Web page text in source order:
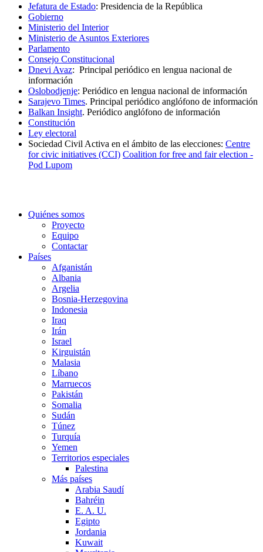
Jefatura de Estado: Presidencia de la República
Gobierno
Ministerio del Interior
Ministerio de Asuntos Exteriores
Parlamento
Consejo Constitucional
Dnevi Avaz: Principal periódico en lengua nacional de
información
Oslobodjenje: Periódico en lengua nacional de información
Sarajevo Times. Principal periódico anglófono de información
Balkan Insight. Periódico anglófono de información
Constitución
Ley electoral
Sociedad Civil Activa en el ámbito de las elecciones: Centre
for civic initiatives (CCI) Coalition for free and fair election -
Pod Lupom
Quiénes somos
Proyecto
Equipo
Contactar
Países
Afganistán
Albania
Argelia
Bosnia-Herzegovina
Indonesia
Iraq
Irán
Israel
Kirguistán
Malasia
Líbano
Marruecos
Pakistán
Somalia
Sudán
Túnez
Turquía
Yemen
Territorios especiales
Palestina
Más países
Arabia Saudí
Bahréin
E. A. U.
Egipto
Jordania
Kuwait